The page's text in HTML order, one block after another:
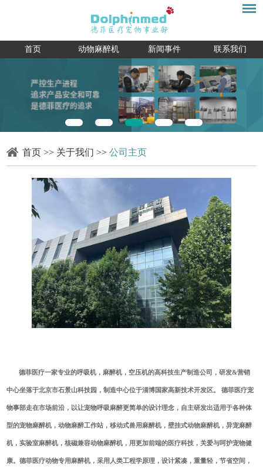
首页 动物麻醉机 新闻事件 联系我们
首页 >> 关于我们 >>公司主页
德菲医疗一家专业的呼吸机，麻醉机，空压机的高科技生产制造公司，研发&营销
中心坐落于北京市石景山科技园，制造中心位于淄博国家高新技术开发区。 德菲医疗宠
物事部走在市场前沿，以让宠物呼吸麻醉更简单的设计理念，自主研发出适用于各种体
型的宠物麻醉机，动物麻醉工作站，移动式兽用麻醉机，壁挂式动物麻醉机，异宠麻醉
机，实验室麻醉机，核磁兼容动物麻醉机，用更加前端的医疗科技，关爱与呵护宠物健
康。德菲医疗动物专用麻醉机，采用人类工程学原理，设计紧凑，重量轻，节省空间，